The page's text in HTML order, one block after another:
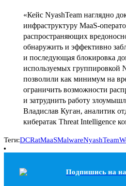
«Кейс NyashTeam наглядно
инфраструктуру MaaS-
распространяющих
обнаружить и эффективно
и последующая блокировка
используемых группировкой
позволили как минимум на
ограничить возможности
и затруднить работу
Владислав Куган, аналитик
кибератак Threat Intelligence
Теги:DCRatMaaSMalwareNyashTeam
Подпишись на